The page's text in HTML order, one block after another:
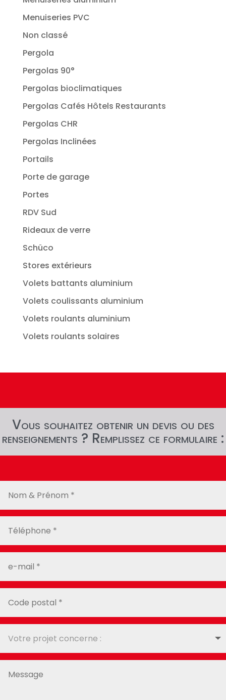
Menuiseries PVC
Non classé
Pergola
Pergolas 90°
Pergolas bioclimatiques
Pergolas Cafés Hôtels Restaurants
Pergolas CHR
Pergolas Inclinées
Portails
Porte de garage
Portes
RDV Sud
Rideaux de verre
Schüco
Stores extérieurs
Volets battants aluminium
Volets coulissants aluminium
Volets roulants aluminium
Volets roulants solaires
Vous souhaitez obtenir un devis ou des
renseignements ? Remplissez ce formulaire :